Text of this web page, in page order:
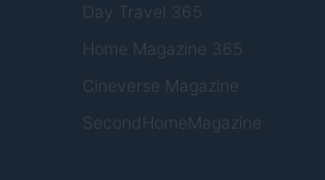
Day Travel 365
Home Magazine 365
Cineverse Magazine
SecondHomeMagazine